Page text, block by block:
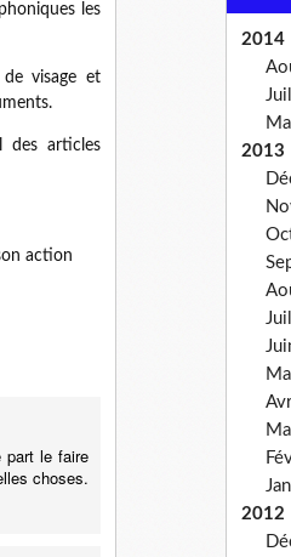
les
visage et
des articles
action
part le faire
choses.
2014
2013
2012